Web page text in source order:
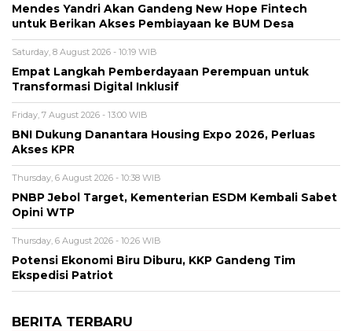
Mendes Yandri Akan Gandeng New Hope Fintech
untuk Berikan Akses Pembiayaan ke BUM Desa
Saturday, 8 August 2026 - 10:19 WIB
Empat Langkah Pemberdayaan Perempuan untuk
Transformasi Digital Inklusif
Friday, 7 August 2026 - 13:00 WIB
BNI Dukung Danantara Housing Expo 2026, Perluas
Akses KPR
Thursday, 6 August 2026 - 10:38 WIB
PNBP Jebol Target, Kementerian ESDM Kembali Sabet
Opini WTP
Thursday, 6 August 2026 - 10:26 WIB
Potensi Ekonomi Biru Diburu, KKP Gandeng Tim
Ekspedisi Patriot
BERITA TERBARU